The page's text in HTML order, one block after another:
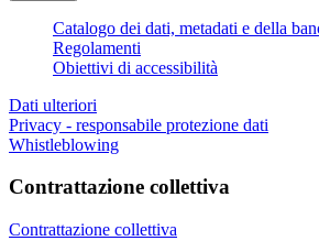
Catalogo dei dati, metadati e della
Regolamenti
Obiettivi di accessibilità
Dati ulteriori
Privacy - responsabile protezione dati
Whistleblowing
Contrattazione collettiva
Contrattazione collettiva